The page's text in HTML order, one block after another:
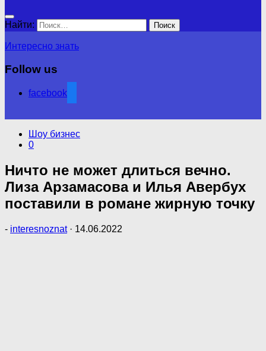
Найти:
Интересно знать
Follow us
facebook
Шоу бизнес
0
Ничто не может длиться вечно.
Лиза Арзамасова и Илья Авербух
поставили в романе жирную точку
- interesnoznat · 14.06.2022